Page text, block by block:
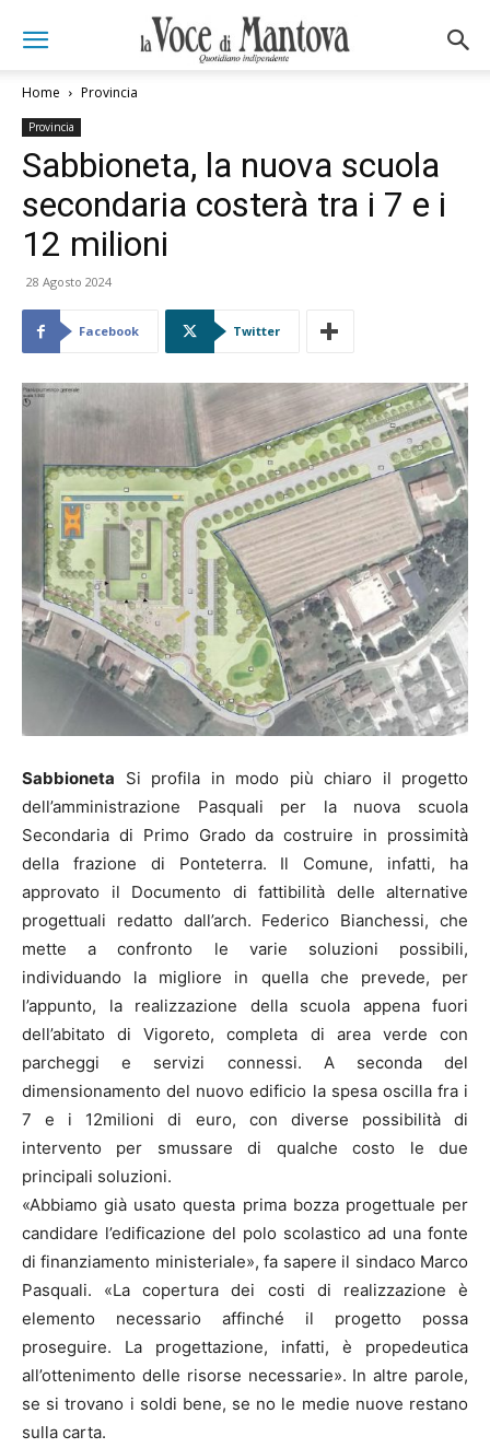
Home Provincia
Provincia
Sabbioneta, la nuova scuola
secondaria costerà tra i 7 e i
12 milioni
28 Agosto 2024
Facebook Twitter
Sabbioneta Si profila in modo più chiaro il progetto
dell’amministrazione Pasquali per la nuova scuola
Secondaria di Primo Grado da costruire in prossimità
della frazione di Ponteterra. Il Comune, infatti, ha
approvato il Documento di fattibilità delle alternative
progettuali redatto dall’arch. Federico Bianchessi, che
mette a confronto le varie soluzioni possibili,
individuando la migliore in quella che prevede, per
l’appunto, la realizzazione della scuola appena fuori
dell’abitato di Vigoreto, completa di area verde con
parcheggi e servizi connessi. A seconda del
dimensionamento del nuovo edificio la spesa oscilla fra i
7 e i 12milioni di euro, con diverse possibilità di
intervento per smussare di qualche costo le due
principali soluzioni.
«Abbiamo già usato questa prima bozza progettuale per
candidare l’edificazione del polo scolastico ad una fonte
di finanziamento ministeriale», fa sapere il sindaco Marco
Pasquali. «La copertura dei costi di realizzazione è
elemento necessario affinché il progetto possa
proseguire. La progettazione, infatti, è propedeutica
all’ottenimento delle risorse necessarie». In altre parole,
se si trovano i soldi bene, se no le medie nuove restano
sulla carta.